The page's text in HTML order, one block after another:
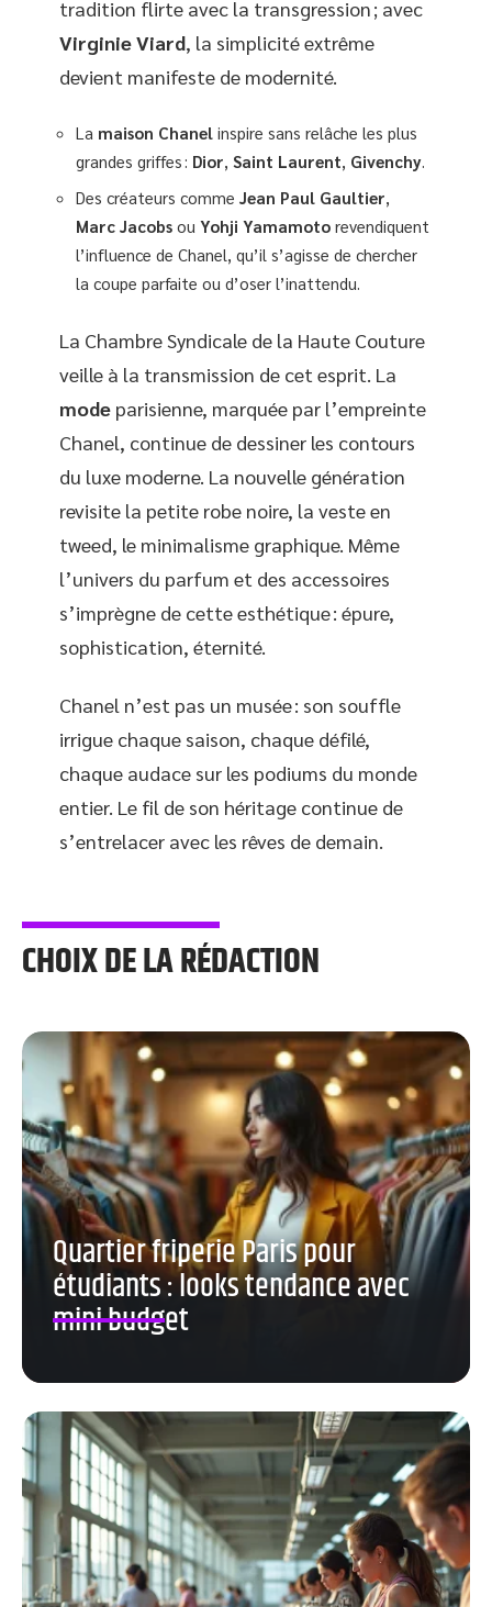
tradition flirte avec la transgression ; avec
Virginie Viard, la simplicité extrême
devient manifeste de modernité.
La maison Chanel inspire sans relâche les plus
grandes griffes : Dior Saint Laurent Givenchy
Des créateurs comme Jean Paul Gaultier,
Marc Jacobs ou Yohji Yamamoto revendiquent
l’influence de Chanel, qu’il s’agisse de chercher
la coupe parfaite ou d’oser l’inattendu.
La Chambre Syndicale de la Haute Couture
veille à la transmission de cet esprit. La
mode parisienne, marquée par l’empreinte
Chanel, continue de dessiner les contours
du luxe moderne. La nouvelle génération
revisite la petite robe noire, la veste en
tweed, le minimalisme graphique. Même
l’univers du parfum et des accessoires
s’imprègne de cette esthétique : épure,
sophistication, éternité.
Chanel n’est pas un musée : son souffle
irrigue chaque saison, chaque défilé,
chaque audace sur les podiums du monde
entier. Le fil de son héritage continue de
s’entrelacer avec les rêves de demain.
CHOIX DE LA RÉDACTION
Quartier friperie Paris pour
étudiants : looks tendance avec
mini budget